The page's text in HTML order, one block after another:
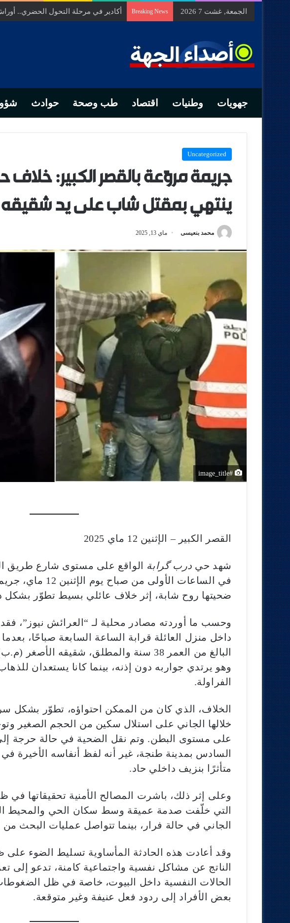
الجمعة, غشت 7 2026 Breaking News أكادير في مرحلة التحول الحضري..
جهويات وطنيات اقتصاد طب وصحة حوادث
Uncategorized
جريمة مروّعة بالقصر الكبير:
ينتهي بمقتل شاب على يد شقيقه
محمد بنعيسى ماي 13, 2025
#image_title
القصر الكبير – الإثنين 12 ماي 2025
شهد حي درب گرابة الواقع على مستوى شارع طريق
في الساعات الأولى
ضحيتها روح شابة، إثر خلاف عائلي بسيط تطوّر
وحسب ما أوردته مصادر محلية لـ “العرائش نيوز”،
داخل منزل العائلة قرابة الساعة السابعة صباحًا،
وهو يرتدي جواربه دون إذنه، بينما كانا يستعدان
الفراولة.
الخلاف، الذي كان من الممكن احتواؤه، تطوّر بشكل
خلالها الجاني على استلال سكين من الحجم الصغير
على مستوى البطن. وتم نقل الضحية في حالة حرجة
السادس بمدينة طنجة، غير أنه لفظ أنفاسه الأخيرة
متأثرًا بنزيف داخلي حاد.
وعلى إثر ذلك، باشرت المصالح الأمنية تحقيقاتها
التي خلّفت صدمة عميقة وسط سكان الحي والمحيط
الجاني في حالة فرار، بينما تتواصل عمليات البحث من
وقد أعادت هذه الحادثة المأساوية تسليط الضوء
الناتج عن مشاكل نفسية واجتماعية كامنة، تدعو إلى
الحالات النفسية داخل البيوت، خاصة في ظل
بعض الأفراد إلى ردود فعل عنيفة وغير متوقعة.